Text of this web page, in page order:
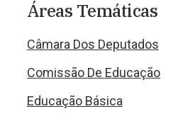
Áreas Temáticas
Câmara Dos Deputados
Comissão De Educação
Educação Básica